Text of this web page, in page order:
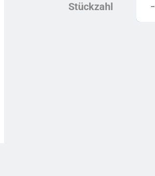
Stückzahl